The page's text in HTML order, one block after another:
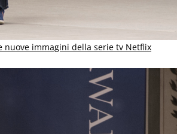
nuove immagini della serie tv Netflix